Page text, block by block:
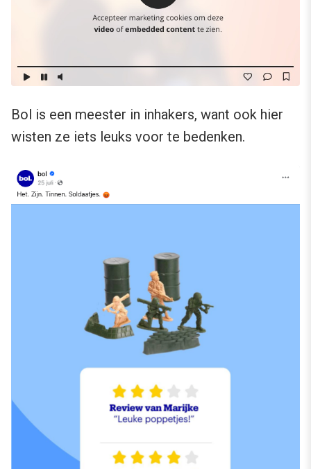
Bol is een meester in inhakers, want ook hier
wisten ze iets leuks voor te bedenken.